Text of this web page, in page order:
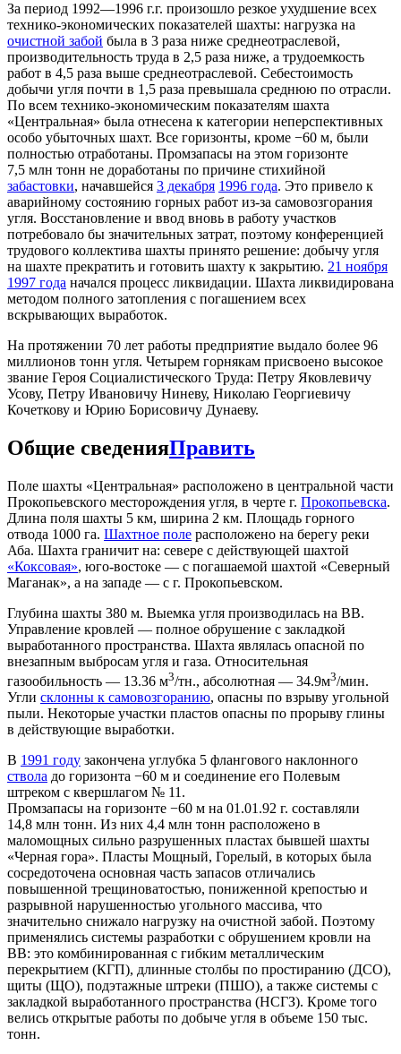
За период 1992—1996 г.г. произошло резкое ухудшение всех
технико-экономических показателей шахты: нагрузка на
очистной забой была в 3 раза ниже среднеотраслевой,
производительность труда в 2,5 раза ниже, а трудоемкость
работ в 4,5 раза выше среднеотраслевой. Себестоимость
добычи угля почти в 1,5 раза превышала среднюю по отрасли.
По всем технико-экономическим показателям шахта
«Центральная» была отнесена к категории неперспективных
особо убыточных шахт. Все горизонты, кроме −60 м, были
полностью отработаны. Промзапасы на этом горизонте
7,5 млн тонн не доработаны по причине стихийной
забастовки, начавшейся 3 декабря 1996 года. Это привело к
аварийному состоянию горных работ из-за самовозгорания
угля. Восстановление и ввод вновь в работу участков
потребовало бы значительных затрат, поэтому конференцией
трудового коллектива шахты принято решение: добычу угля
на шахте прекратить и готовить шахту к закрытию. 21 ноября
1997 года начался процесс ликвидации. Шахта ликвидирована
методом полного затопления с погашением всех
вскрывающих выработок.
На протяжении 70 лет работы предприятие выдало более 96
миллионов тонн угля. Четырем горнякам присвоено высокое
звание Героя Социалистического Труда: Петру Яковлевичу
Усову, Петру Ивановичу Ниневу, Николаю Георгиевичу
Кочеткову и Юрию Борисовичу Дунаеву.
Общие сведенияПравить
Поле шахты «Центральная» расположено в центральной части
Прокопьевского месторождения угля, в черте г. Прокопьевска.
Длина поля шахты 5 км, ширина 2 км. Площадь горного
отвода 1000 га. Шахтное поле расположено на берегу реки
Аба. Шахта граничит на: севере с действующей шахтой
«Коксовая», юго-востоке — с погашаемой шахтой «Северный
Маганак», а на западе — с г. Прокопьевском.
Глубина шахты 380 м. Выемка угля производилась на ВВ.
Управление кровлей — полное обрушение с закладкой
выработанного пространства. Шахта являлась опасной по
внезапным выбросам угля и газа. Относительная
газообильность — 13.36 м3/тн., абсолютная — 34.9м3/мин.
Угли склонны к самовозгоранию, опасны по взрыву угольной
пыли. Некоторые участки пластов опасны по прорыву глины
в действующие выработки.
В 1991 году закончена углубка 5 флангового наклонного
ствола до горизонта −60 м и соединение его Полевым
штреком с квершлагом № 11.
Промзапасы на горизонте −60 м на 01.01.92 г. составляли
14,8 млн тонн. Из них 4,4 млн тонн расположено в
маломощных сильно разрушенных пластах бывшей шахты
«Черная гора». Пласты Мощный, Горелый, в которых была
сосредоточена основная часть запасов отличались
повышенной трещиноватостью, пониженной крепостью и
разрывной нарушенностью угольного массива, что
значительно снижало нагрузку на очистной забой. Поэтому
применялись системы разработки с обрушением кровли на
ВВ: это комбинированная с гибким металлическим
перекрытием (КГП), длинные столбы по простиранию (ДСО),
щиты (ЩО), подэтажные штреки (ПШО), а также системы с
закладкой выработанного пространства (НСГЗ). Кроме того
велись открытые работы по добыче угля в объеме 150 тыс.
тонн.